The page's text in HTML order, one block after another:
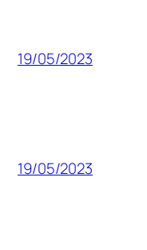
19/05/2023
19/05/2023